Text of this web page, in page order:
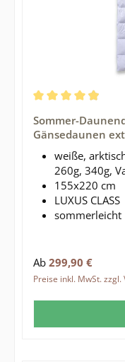
Sommer-
Gänsedaunen
weiße,
260g, 340g,
155x220 cm
LUXUS CLASS
sommerleicht
Regulärer Preis:
Ab 299,90 €
Preise inkl. MwSt.